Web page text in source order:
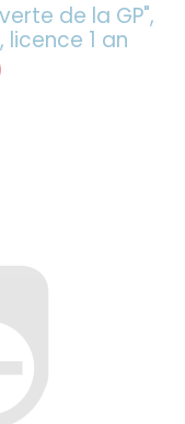
de la GP",
1 an